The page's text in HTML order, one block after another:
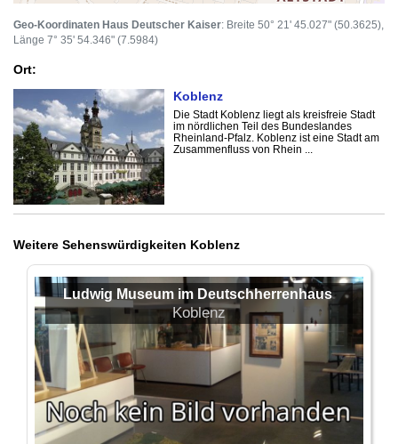
Geo-Koordinaten Haus Deutscher Kaiser: Breite 50° 21' 45.027" (50.3625),
Länge 7° 35' 54.346" (7.5984)
Ort:
Koblenz
Die Stadt Koblenz liegt als kreisfreie Stadt
im nördlichen Teil des Bundeslandes
Rheinland-Pfalz. Koblenz ist eine Stadt am
Zusammenfluss von Rhein ...
Weitere Sehenswürdigkeiten Koblenz
Ludwig Museum im Deutschherrenhaus
Koblenz